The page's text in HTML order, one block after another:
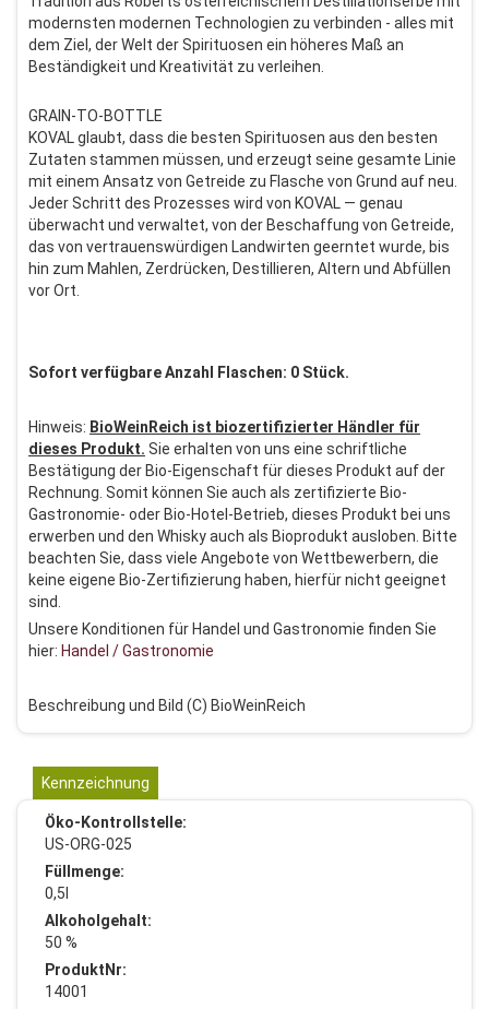
modernsten modernen Technologien zu verbinden - alles mit
dem Ziel, der Welt der Spirituosen ein höheres Maß an
Beständigkeit und Kreativität zu verleihen.
GRAIN-TO-BOTTLE
KOVAL glaubt, dass die besten Spirituosen aus den besten
Zutaten stammen müssen, und erzeugt seine gesamte Linie
mit einem Ansatz von Getreide zu Flasche von Grund auf neu.
Jeder Schritt des Prozesses wird von KOVAL — genau
überwacht und verwaltet, von der Beschaffung von Getreide,
das von vertrauenswürdigen Landwirten geerntet wurde, bis
hin zum Mahlen, Zerdrücken, Destillieren, Altern und Abfüllen
vor Ort.
Sofort verfügbare Anzahl Flaschen: 0 Stück.
Hinweis: BioWeinReich ist biozertifizierter Händler für
dieses Produkt. Sie erhalten von uns eine schriftliche
Bestätigung der Bio-Eigenschaft für dieses Produkt auf der
Rechnung. Somit können Sie auch als zertifizierte Bio-
Gastronomie- oder Bio-Hotel-Betrieb, dieses Produkt bei uns
erwerben und den Whisky auch als Bioprodukt ausloben. Bitte
beachten Sie, dass viele Angebote von Wettbewerbern, die
keine eigene Bio-Zertifizierung haben, hierfür nicht geeignet
sind.
Unsere Konditionen für Handel und Gastronomie finden Sie
hier: Handel / Gastronomie
Beschreibung und Bild (C) BioWeinReich
Kennzeichnung
Öko-Kontrollstelle:
US-ORG-025
Füllmenge:
0,5l
Alkoholgehalt:
50 %
ProduktNr:
14001